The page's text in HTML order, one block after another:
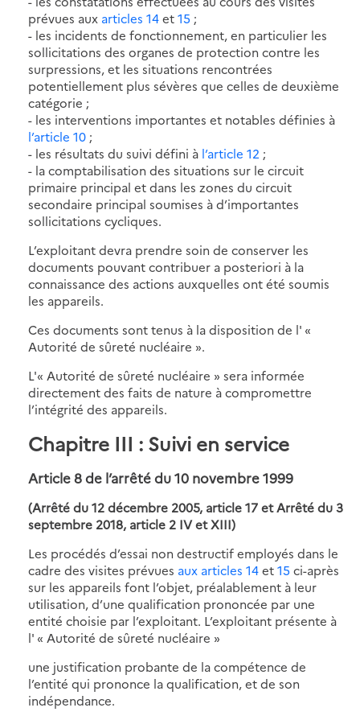
prévues aux articles 14et15 ;
- les incidents de fonctionnement, en particulier les
sollicitations des organes de protection contre les
surpressions, et les situations rencontrées
potentiellement plus sévères que celles de deuxième
catégorie ;
- les interventions importantes et notables définies à
l’article 10 ;
- les résultats du suivi défini à l’article 12 ;
- la comptabilisation des situations sur le circuit
primaire principal et dans les zones du circuit
secondaire principal soumises à d’importantes
sollicitations cycliques.
L’exploitant devra prendre soin de conserver les
documents pouvant contribuer a posteriori à la
connaissance des actions auxquelles ont été soumis
les appareils.
Ces documents sont tenus à la disposition de l' «
Autorité de sûreté nucléaire ».
L'« Autorité de sûreté nucléaire » sera informée
directement des faits de nature à compromettre
l’intégrité des appareils.
Chapitre III : Suivi en service
Article 8 de l’arrêté du 10 novembre 1999
(Arrêté du 12 décembre 2005, article 17 et Arrêté du 3
septembre 2018, article 2 IV et XIII)
Les procédés d’essai non destructif employés dans le
cadre des visites prévues aux articles 14et15 ci-après
sur les appareils font l’objet, préalablement à leur
utilisation, d’une qualification prononcée par une
entité choisie par l’exploitant. L’exploitant présente à
l' « Autorité de sûreté nucléaire »
une justification probante de la compétence de
l’entité qui prononce la qualification, et de son
indépendance.